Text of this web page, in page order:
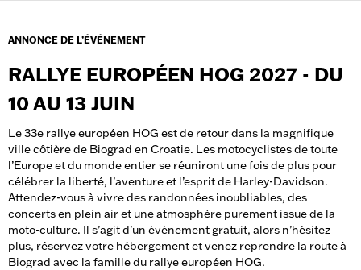
ANNONCE DE L’ÉVÉNEMENT
RALLYE EUROPÉEN HOG 2027 - DU
10 AU 13 JUIN
Le 33e rallye européen HOG est de retour dans la magnifique
ville côtière de Biograd en Croatie. Les motocyclistes de toute
l’Europe et du monde entier se réuniront une fois de plus pour
célébrer la liberté, l’aventure et l’esprit de Harley-Davidson.
Attendez-vous à vivre des randonnées inoubliables, des
concerts en plein air et une atmosphère purement issue de la
moto-culture. Il s’agit d’un événement gratuit, alors n’hésitez
plus, réservez votre hébergement et venez reprendre la route à
Biograd avec la famille du rallye européen HOG.